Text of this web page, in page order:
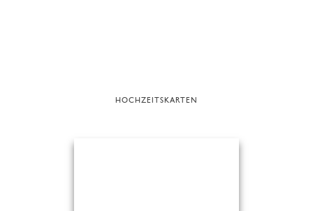
HOCHZEITSKARTEN